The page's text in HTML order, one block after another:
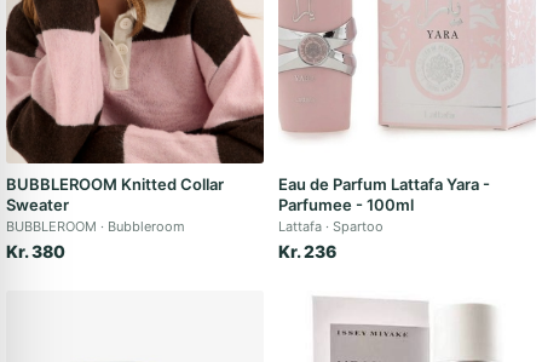
BUBBLEROOM Knitted Collar
Sweater
BUBBLEROOM Bubbleroom
Kr. 380
Eau de Parfum Lattafa Yara -
Parfumee - 100ml
Lattafa Spartoo
Kr. 236